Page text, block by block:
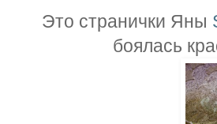
Это странички Яны
боялась